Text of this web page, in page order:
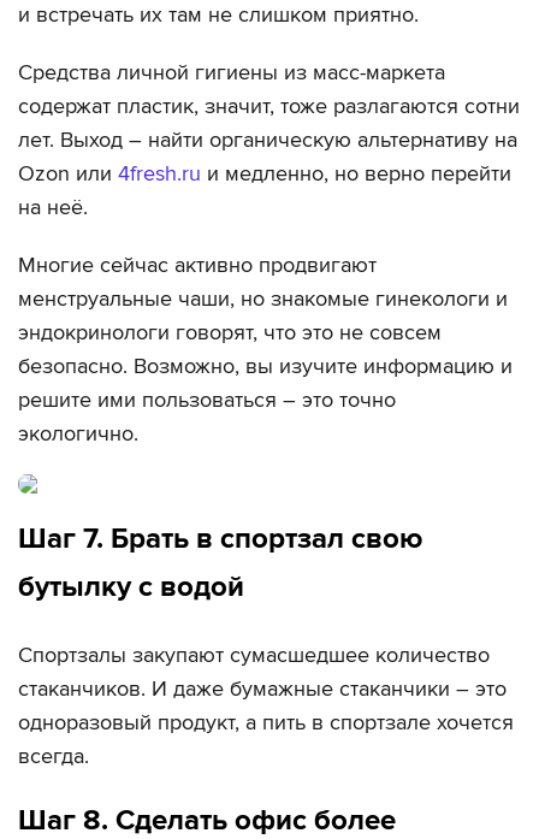
и встречать их там не слишком приятно.
Средства личной гигиены из масс-маркета
содержат пластик, значит, тоже разлагаются сотни
лет. Выход – найти органическую альтернативу на
Ozon или 4fresh.ru и медленно, но верно перейти
на неё.
Многие сейчас активно продвигают
менструальные чаши, но знакомые гинекологи и
эндокринологи говорят, что это не совсем
безопасно. Возможно, вы изучите информацию и
решите ими пользоваться – это точно
экологично.
Шаг 7. Брать в спортзал свою
бутылку с водой
Спортзалы закупают сумасшедшее количество
стаканчиков. И даже бумажные стаканчики – это
одноразовый продукт, а пить в спортзале хочется
всегда.
Шаг 8. Сделать офис более